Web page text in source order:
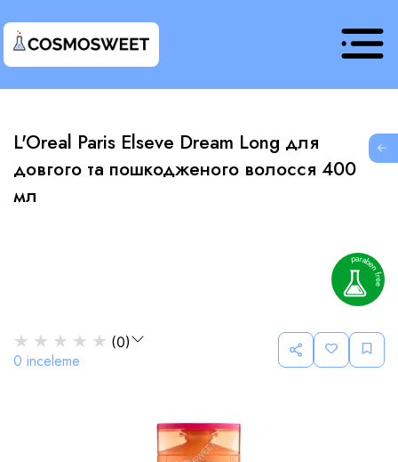
L'Oreal Paris Elseve Dream Long для
довгого та пошкодженого волосся 400
мл
★ ★ ★ ★ ★ (0)
0 inceleme